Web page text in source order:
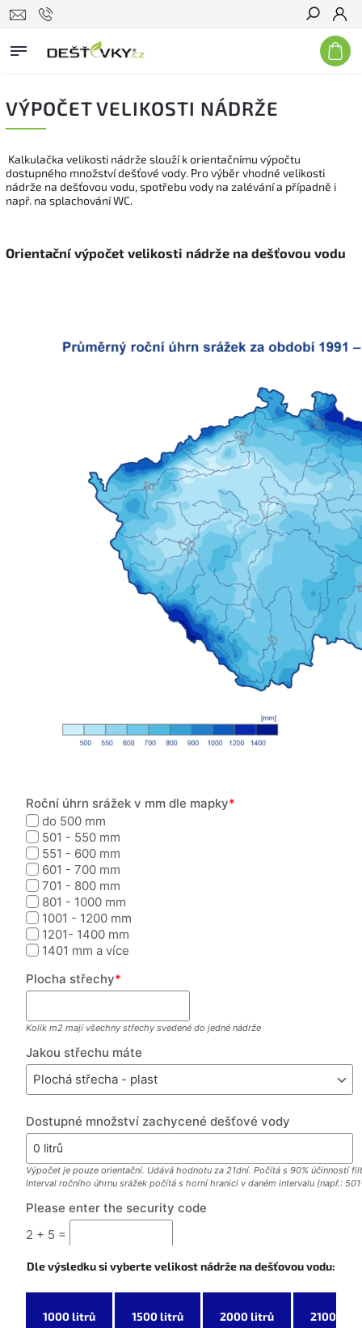
Hledat
VÝPOČET VELIKOSTI NÁDRŽE
Kalkulačka velikosti nádrže slouží k orientačnímu výpočtu
dostupného množství dešťové vody. Pro výběr vhodné velikosti
nádrže na dešťovou vodu, spotřebu vody na zalévání a případně i
např. na splachování WC.
Orientační výpočet velikosti nádrže na dešťovou vodu
Dle výsledku si vyberte velikost nádrže na dešťovou vodu:
1000 litrů 1500 litrů 2000 litrů 2100